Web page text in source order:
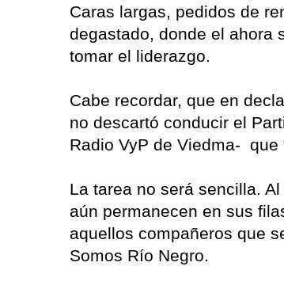
Caras largas, pedidos de
degastado, donde el ahora
tomar el liderazgo.
Cabe recordar, que en
no descartó conducir el
Radio VyP de Viedma- que
La tarea no será sencilla.
aún permanecen en sus
aquellos compañeros que
Somos Río Negro.